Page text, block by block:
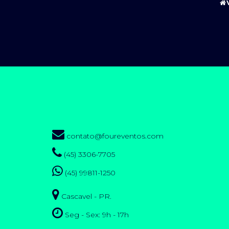
contato@foureventos.com
(45) 3306-7705
(45) 99811-1250
Cascavel - PR.
Seg - Sex: 9h - 17h